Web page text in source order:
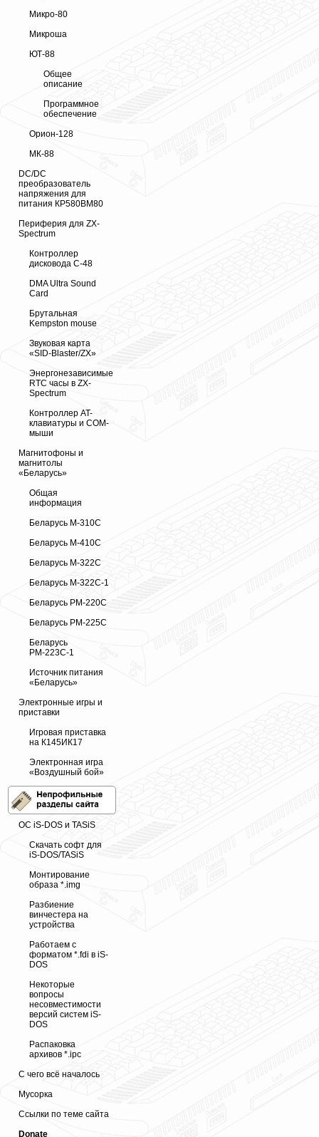
Микро-80
Микроша
ЮТ-88
Общее
описание
Программное
обеспечение
Орион-128
МК-88
DC/DC
преобразователь
напряжения для
питания КР580ВМ80
Периферия для ZX-
Spectrum
Контроллер
дисковода С-48
DMA Ultra Sound
Card
Брутальная
Kempston mouse
Звуковая карта
«SID-Blaster/ZX»
Энергонезависимые
RTC часы в ZX-
Spectrum
Контроллер AT-
клавиатуры и COM-
мыши
Магнитофоны и
магнитолы
«Беларусь»
Общая
информация
Беларусь М-310С
Беларусь М-410С
Беларусь М-322С
Беларусь М-322С-1
Беларусь РМ-220С
Беларусь РМ-225С
Беларусь
РМ-223С-1
Источник питания
«Беларусь»
Электронные игры и
приставки
Игровая приставка
на К145ИК17
Электронная игра
«Воздушный бой»
ОС iS-DOS и TASiS
Скачать софт для
iS-DOS/TASiS
Монтирование
образа *.img
Разбиение
винчестера на
устройства
Работаем с
форматом *.fdi в iS-
DOS
Некоторые
вопросы
несовместимости
версий систем iS-
DOS
Распаковка
архивов *.ipc
С чего всё началось
Мусорка
Ссылки по теме сайта
Donate